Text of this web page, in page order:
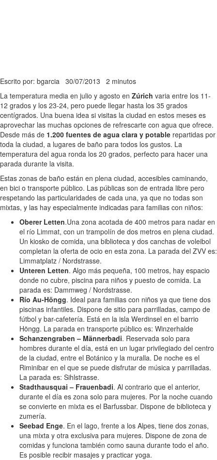
Escrito por: bgarcia 30/07/2013 2 minutos
La temperatura media en julio y agosto en Zúrich varia entre los 11-
12 grados y los 23-24, pero puede llegar hasta los 35 grados
centígrados. Una buena idea si visitas la ciudad en estos meses es
aprovechar las muchas opciones de refrescarte con agua que ofrece.
Desde más de 1.200 fuentes de agua clara y potable repartidas por
toda la ciudad, a lugares de baño para todos los gustos. La
temperatura del agua ronda los 20 grados, perfecto para hacer una
parada durante la visita.
Estas zonas de baño están en plena ciudad, accesibles caminando,
en bici o transporte público. Las públicas son de entrada libre pero
respetando las particularidades de cada una, ya que no todas son
mixtas, y las hay especialmente indicadas para familias con niños:
Oberer Letten.Una zona acotada de 400 metros para nadar en
el río Limmat, con un trampolín de dos metros en plena ciudad.
Un kiosko de comida, una biblioteca y dos canchas de voleibol
completan la oferta de ocio en esta zona. La parada del ZVV es:
Limmatplatz / Nordstrasse.
Unteren Letten. Algo más pequeña, 100 metros, hay espacio
donde no cubre, piscina para niños y puesto de comida. La
parada es: Dammweg / Nordstrasse.
Río Au-Höngg. Ideal para familias con niños ya que tiene dos
piscinas infantiles. Dispone de sitio para parrilladas, campo de
fútbol y bar-cafetería. Está en la isla Werdinsel en el barrio
Höngg. La parada en transporte público es: Winzerhalde
Schanzengraben – Männerbadi. Reservada solo para
hombres durante el día, está en un lugar privilegiado del centro
de la ciudad, entre el Botánico y la muralla. De noche es el
Riminibar en el que se puede disfrutar de música y parrilladas.
La parada es: Sihlstrasse.
Stadthausquai – Frauenbadi. Al contrario que el anterior,
durante el día es zona solo para mujeres. Por la noche cuando
se convierte en mixta es el Barfussbar. Dispone de biblioteca y
zumería.
Seebad Enge. En el lago, frente a los Alpes, tiene dos zonas,
una mixta y otra exclusiva para mujeres. Dispone de zona de
comidas y funciona también como sauna durante todo el año.
Es posible recibir masajes y practicar yoga.